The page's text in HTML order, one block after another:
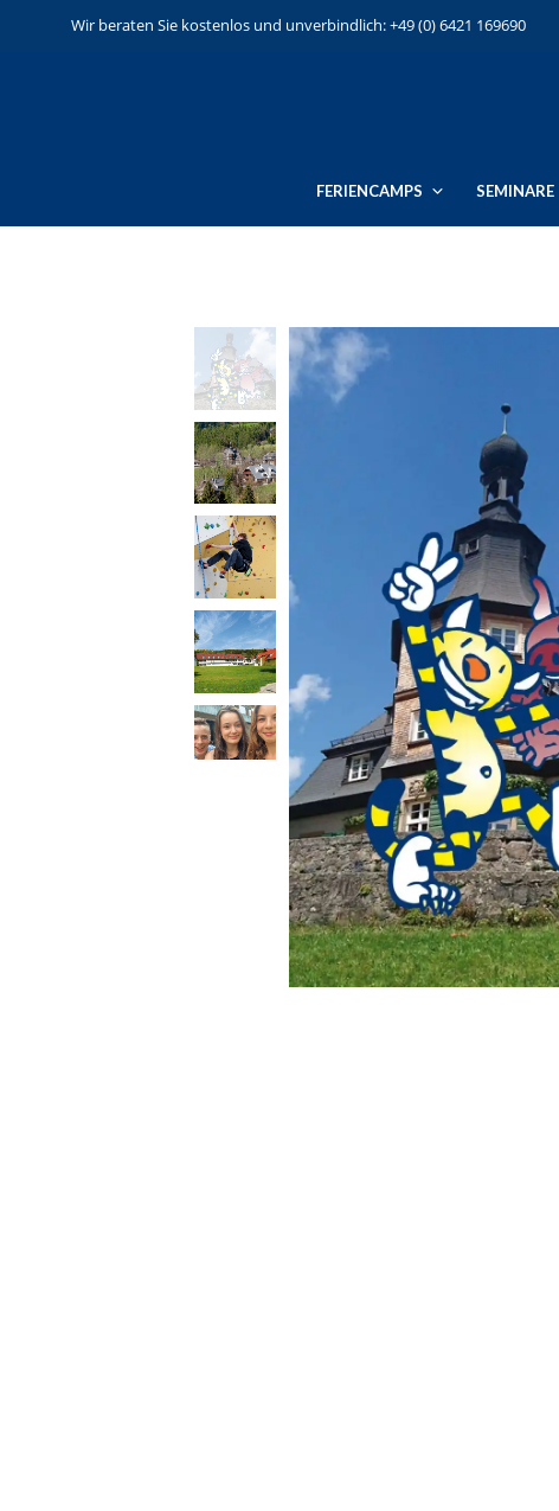
Wir beraten Sie kostenlos und unverbindlich: +49 (0) 6421 169690
FERIENCAMPS SEMINARE